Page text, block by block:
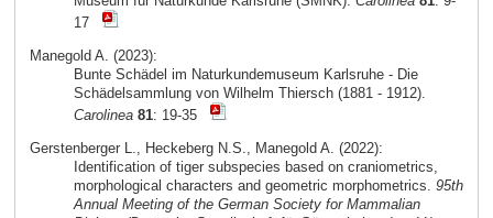
17
Manegold A. (2023):
Bunte Schädel im Naturkundemuseum Karlsruhe - Die
Schädelsammlung von Wilhelm Thiersch (1881 - 1912).
Carolinea 81: 19-35
Gerstenberger L., Heckeberg N.S., Manegold A. (2022):
Identification of tiger subspecies based on craniometrics,
morphological characters and geometric morphometrics. 95th
Annual Meeting of the German Society for Mammalian